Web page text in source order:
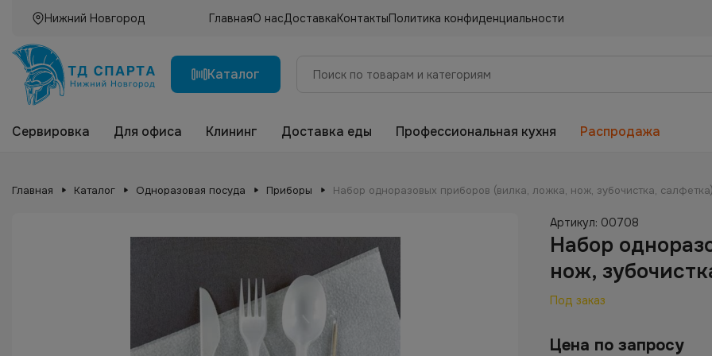
Нижний Новгород ГлавнаяО насДоставкаКонтактыПолитика конфиденциальности
Каталог
Сервировка Для офиса Клининг Доставка еды Профессиональная кухня Распродажа
Главная Каталог Одноразовая посуда Приборы Набор одноразовых приборов (вилка, ложка, нож, зубочистка,
Артикул: 00708
Набор
нож,
Под заказ
Цена по запросу